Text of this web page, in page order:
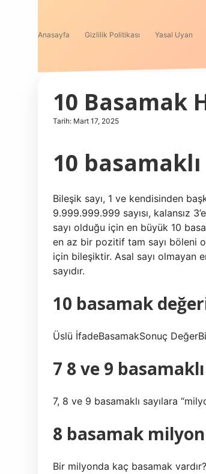
Anasayfa Gizlilik Politikası Yasal Uyarı
10 Basamak
Tarih: Mart 17, 2025
10 basamaklı
Bileşik sayı, 1 ve kendisinden
9.999.999.999 sayısı, kalansız
sayı olduğu için en büyük 10
en az bir pozitif tam sayı böleni
için bileşiktir. Asal sayı olmayan
sayıdır.
10 basamak
Üslü İfadeBasamakSonuç
7 8 ve 9
7, 8 ve 9 basamaklı sayılara
8 basamak
Bir milyonda kaç basamak